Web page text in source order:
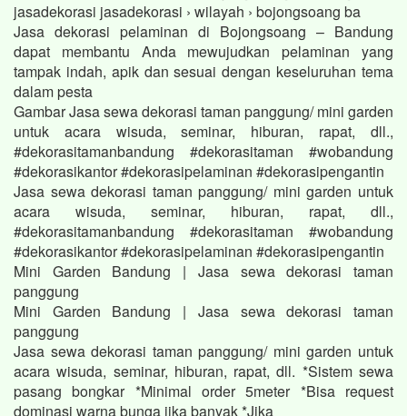
jasadekorasi jasadekorasi › wilayah › bojongsoang ba
Jasa dekorasi pelaminan di Bojongsoang – Bandung
dapat membantu Anda mewujudkan pelaminan yang
tampak indah, apik dan sesuai dengan keseluruhan tema
dalam pesta
Gambar Jasa sewa dekorasi taman panggung/ mini garden
untuk acara wisuda, seminar, hiburan, rapat, dll.,
#dekorasitamanbandung #dekorasitaman #wobandung
#dekorasikantor #dekorasipelaminan #dekorasipengantin
Jasa sewa dekorasi taman panggung/ mini garden untuk
acara wisuda, seminar, hiburan, rapat, dll.,
#dekorasitamanbandung #dekorasitaman #wobandung
#dekorasikantor #dekorasipelaminan #dekorasipengantin
Mini Garden Bandung | Jasa sewa dekorasi taman
panggung
Mini Garden Bandung | Jasa sewa dekorasi taman
panggung
Jasa sewa dekorasi taman panggung/ mini garden untuk
acara wisuda, seminar, hiburan, rapat, dll. *Sistem sewa
pasang bongkar *Minimal order 5meter *Bisa request
dominasi warna bunga jika banyak *Jika